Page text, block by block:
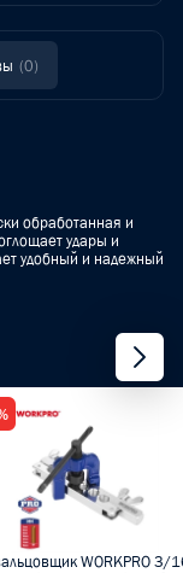
(0)
обработанная и
удары и
удобный и надежный
WORKPRO 3/